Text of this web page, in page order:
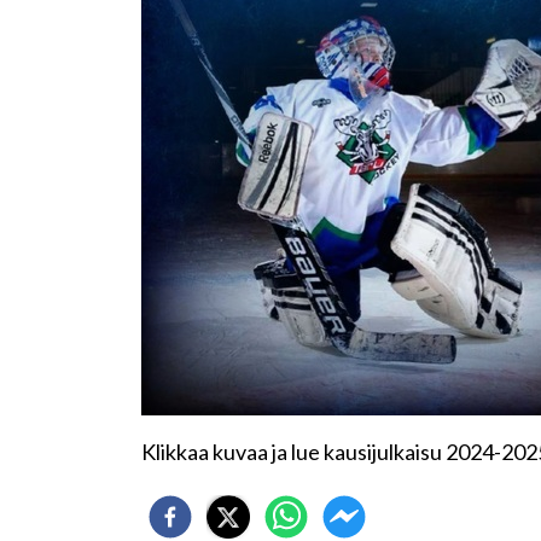
Klikkaa kuvaa ja lue kausijulkaisu 2024-